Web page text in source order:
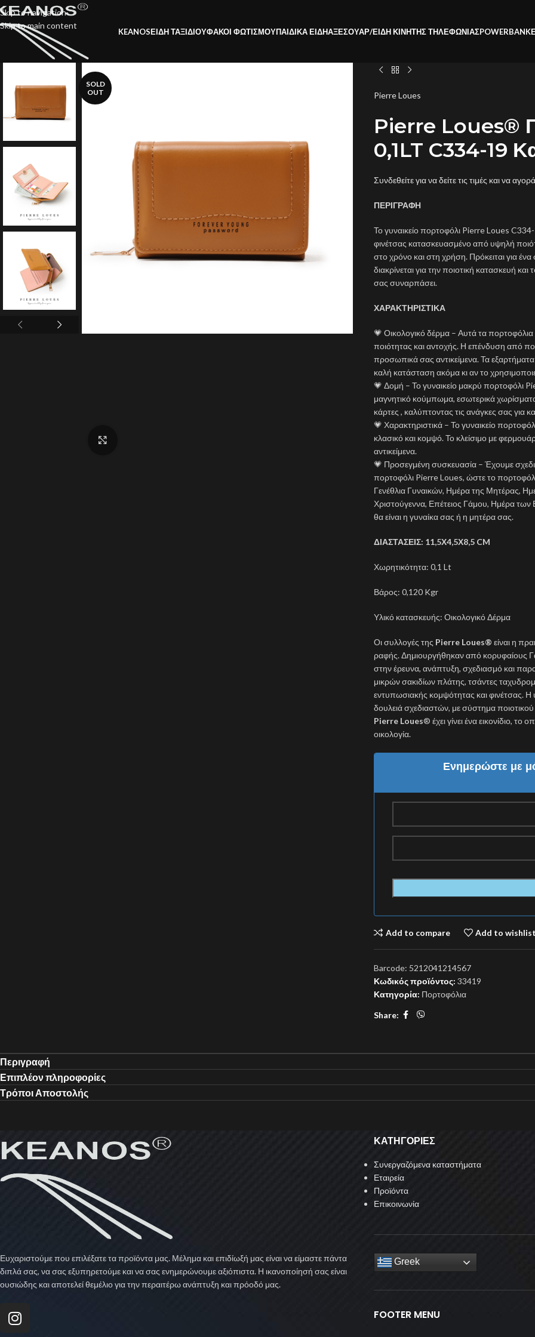
Skip to navigation
Skip to main content
KEANOSΕΙΔΗ ΤΑΞΙΔΙΟΥΦΑΚΟΙ ΦΩΤΙΣΜΟΥΠΑΙΔΙΚΑ ΕΙΔΗΑΞΕΣΟΥΑΡ/ΕΙΔΗ ΚΙΝΗΤΗΣ ΤΗΛΕΦΩΝΙΑΣPOWERBANK
SOLD
OUT
Pierre Loues
Pierre Loues®
0,1LT C334-19
Συνδεθείτε για να δείτε τις τιμές και να
ΠΕΡΙΓΡΑΦΗ
Το γυναικείο πορτοφόλι Pierre Loues
φινέτσας κατασκευασμένο από υψηλή
στο χρόνο και στη χρήση. Πρόκειται για
διακρίνεται για την ποιοτική κατασκευή
σας συναρπάσει.
ΧΑΡΑΚΤΗΡΙΣΤΙΚΑ
💗 Οικολογικό δέρμα – Αυτά τα
ποιότητας και αντοχής. Η επένδυση από
προσωπικά σας αντικείμενα. Τα
καλή κατάσταση ακόμα κι αν το
💗 Δομή – Το γυναικείο μακρύ πορτοφόλι
μαγνητικό κούμπωμα, εσωτερικά
κάρτες , καλύπτοντας τις ανάγκες σας για
💗 Χαρακτηριστικά – Το γυναικείο
κλασικό και κομψό. Το κλείσιμο με
αντικείμενα.
💗 Προσεγμένη συσκευασία – Έχουμε
πορτοφόλι Pierre Loues, ώστε το
Γενέθλια Γυναικών, Ημέρα της Μητέρας,
Χριστούγεννα, Επέτειος Γάμου, Ημέρα
θα είναι η γυναίκα σας ή η μητέρα σας.
ΔΙΑΣΤΑΣΕΙΣ: 11,5Χ4,5Χ8,5 CM
Χωρητικότητα: 0,1 Lt
Βάρος: 0,120 Kgr
Υλικό κατασκευής: Οικολογικό Δέρμα
Οι συλλογές της Pierre Loues® είναι η
ραφής. Δημιουργήθηκαν από κορυφαίους
στην έρευνα, ανάπτυξη, σχεδιασμό και
μικρών σακιδίων πλάτης, τσάντες
εντυπωσιακής κομψότητας και φινέτσας.
δουλειά σχεδιαστών, με σύστημα
Pierre Loues® έχει γίνει ένα εικονίδιο,
οικολογία.
Ενημερώστε με
Add to compare Add to
Barcode: 5212041214567
Κωδικός προϊόντος: 33419
Κατηγορία: Πορτοφόλια
Share:
Περιγραφή
Επιπλέον πληροφορίες
Τρόποι Αποστολής
Ευχαριστούμε που επιλέξατε τα προϊόντα μας. Μέλημα και επιδίωξή μας είναι να είμαστε πάντα
διπλά σας, να σας εξυπηρετούμε και να σας ενημερώνουμε αξιόπιστα. Η ικανοποίησή σας είναι
ουσιώδης και αποτελεί θεμέλιο για την περαιτέρω ανάπτυξη και πρόοδό μας.
ΚΑΤΗΓΟΡΙΕΣ
Συνεργαζόμενα καταστήματα
Εταιρεία
Προϊόντα
Επικοινωνία
Greek
FOOTER MENU